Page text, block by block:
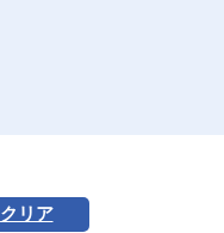
クリア